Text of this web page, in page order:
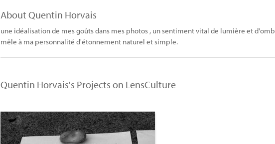
About Quentin Horvais
une idéalisation de mes goûts dans mes photos , un sentiment vital de lumière et
mêle à ma personnalité d'étonnement naturel et simple.
Quentin Horvais's Projects on LensCulture